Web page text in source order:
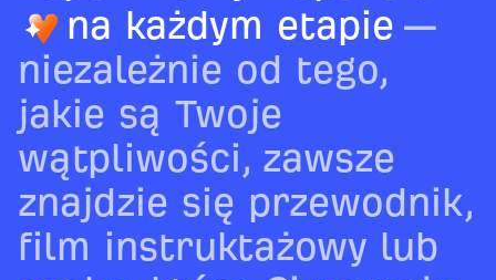
na każdym etapie —
niezależnie od tego,
jakie są Twoje
wątpliwości, zawsze
znajdzie się przewodnik,
film instruktażowy lub